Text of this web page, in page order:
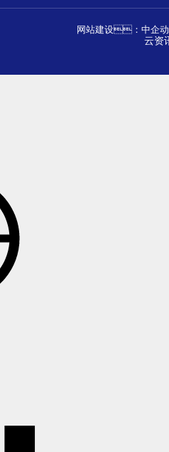
网站建设： 中企
云资